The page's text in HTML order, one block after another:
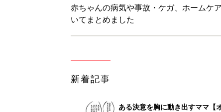
赤ちゃんの病気や事故・ケガ、ホームケ
いてまとめました
新着記事
ある決意を胸に動き出すママ【